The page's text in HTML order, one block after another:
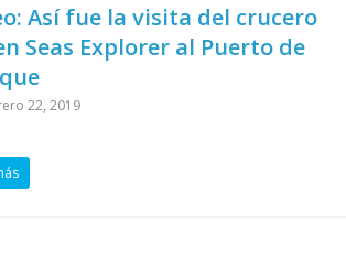
Así fue la visita del crucero
Seas Explorer al Puerto de
22, 2019